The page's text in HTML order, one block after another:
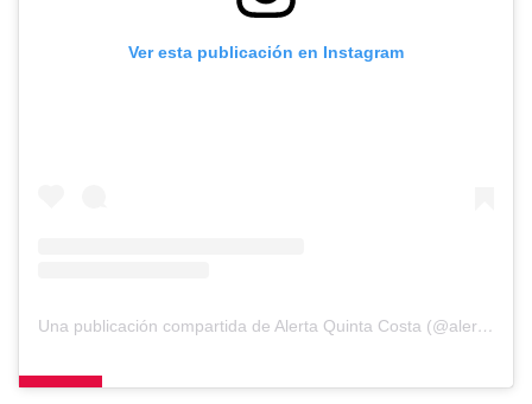
Ver esta publicación en Instagram
Una publicación compartida de Alerta Quinta Costa (@alertavcosta)